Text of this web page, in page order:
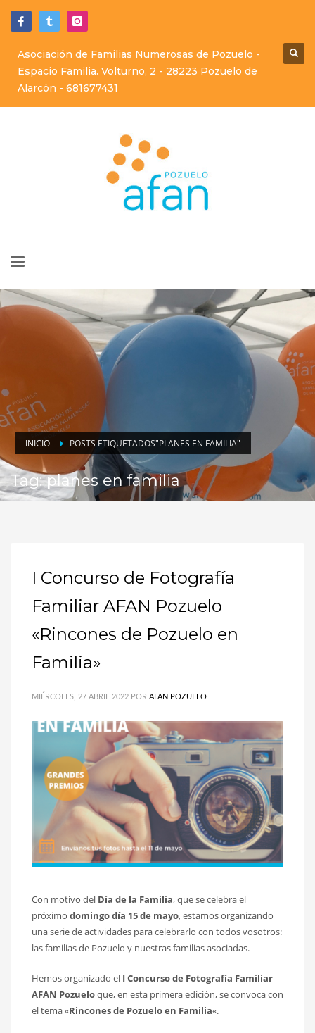
Asociación de Familias Numerosas de Pozuelo -
Espacio Familia. Volturno, 2 - 28223 Pozuelo de
Alarcón - 681677431
INICIO POSTS ETIQUETADOS"PLANES EN FAMILIA"
Tag: planes en familia
I Concurso de Fotografía
Familiar AFAN Pozuelo
«Rincones de Pozuelo en
Familia»
MIÉRCOLES, 27 ABRIL 2022 POR AFAN POZUELO
Con motivo del Día de la Familia, que se celebra el
próximo domingo día 15 de mayo, estamos organizando
una serie de actividades para celebrarlo con todos vosotros:
las familias de Pozuelo y nuestras familias asociadas.
Hemos organizado el I Concurso de Fotografía Familiar
AFAN Pozueloque, en esta primera edición, se convoca con
el tema «Rincones de Pozuelo en Familia«.